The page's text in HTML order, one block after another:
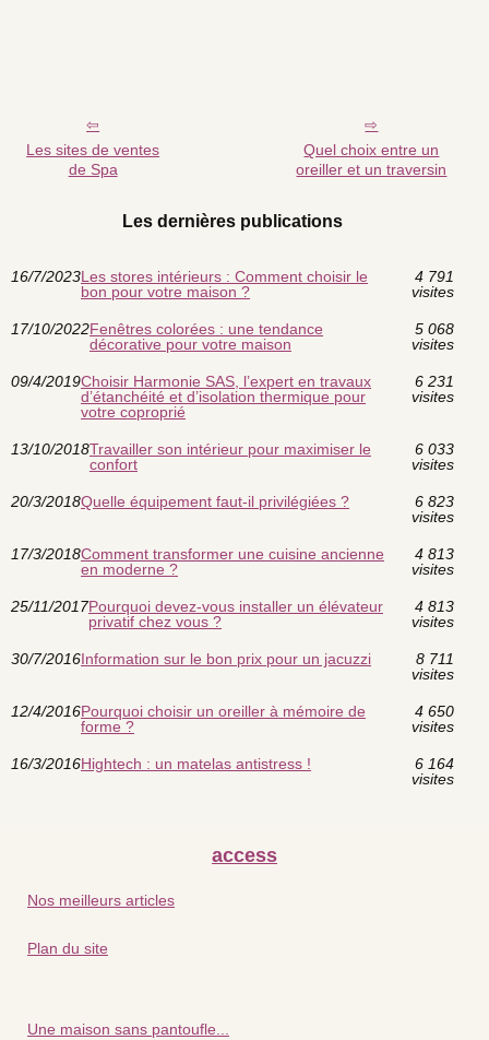
Les sites de ventes
de Spa
Quel choix entre un
oreiller et un traversin
Les dernières publications
16/7/2023Les stores intérieurs : Comment choisir le
bon pour votre maison ?
4 791
visites
17/10/2022Fenêtres colorées : une tendance
décorative pour votre maison
5 068
visites
09/4/2019Choisir Harmonie SAS, l’expert en travaux
d’étanchéité et d’isolation thermique pour
votre coproprié
6 231
visites
13/10/2018Travailler son intérieur pour maximiser le
confort
6 033
visites
20/3/2018Quelle équipement faut-il privilégiées ?
6 823
visites
17/3/2018Comment transformer une cuisine ancienne
en moderne ?
4 813
visites
25/11/2017Pourquoi devez-vous installer un élévateur
privatif chez vous ?
4 813
visites
30/7/2016Information sur le bon prix pour un jacuzzi
8 711
visites
12/4/2016Pourquoi choisir un oreiller à mémoire de
forme ?
4 650
visites
16/3/2016Hightech : un matelas antistress !
6 164
visites
access
Nos meilleurs articles
Plan du site
Une maison sans pantoufle...